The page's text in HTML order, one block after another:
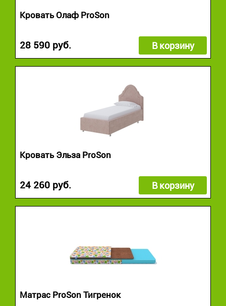
Кровать Олаф ProSon
28 590 руб. В корзину
Кровать Эльза ProSon
24 260 руб. В корзину
Матрас ProSon Тигренок